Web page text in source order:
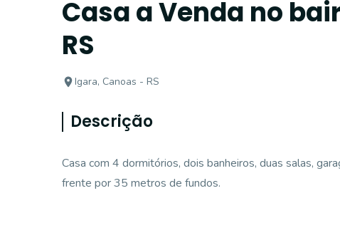
Casa a Venda no
RS
Igara, Canoas - RS
Descrição
Casa com 4 dormitórios, dois banheiros, duas salas,
frente por 35 metros de fundos.